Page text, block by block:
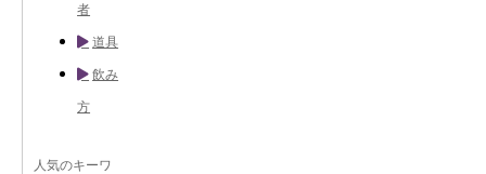
者
道具
飲み
方
人気のキーワ